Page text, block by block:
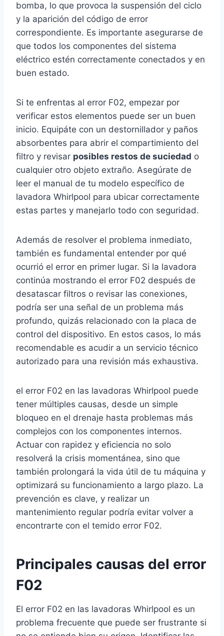
bomba, lo que provoca la suspensión del ciclo
y la aparición del código de error
correspondiente. Es importante asegurarse de
que todos los componentes del sistema
eléctrico estén correctamente conectados y en
buen estado.
Si te enfrentas al error F02, empezar por
verificar estos elementos puede ser un buen
inicio. Equipáte con un destornillador y paños
absorbentes para abrir el compartimiento del
filtro y revisar posibles restos de suciedad o
cualquier otro objeto extraño. Asegúrate de
leer el manual de tu modelo específico de
lavadora Whirlpool para ubicar correctamente
estas partes y manejarlo todo con seguridad.
Además de resolver el problema inmediato,
también es fundamental entender por qué
ocurrió el error en primer lugar. Si la lavadora
continúa mostrando el error F02 después de
desatascar filtros o revisar las conexiones,
podría ser una señal de un problema más
profundo, quizás relacionado con la placa de
control del dispositivo. En estos casos, lo más
recomendable es acudir a un servicio técnico
autorizado para una revisión más exhaustiva.
el error F02 en las lavadoras Whirlpool puede
tener múltiples causas, desde un simple
bloqueo en el drenaje hasta problemas más
complejos con los componentes internos.
Actuar con rapidez y eficiencia no solo
resolverá la crisis momentánea, sino que
también prolongará la vida útil de tu máquina y
optimizará su funcionamiento a largo plazo. La
prevención es clave, y realizar un
mantenimiento regular podría evitar volver a
encontrarte con el temido error F02.
Principales causas del error
F02
El error F02 en las lavadoras Whirlpool es un
problema frecuente que puede ser frustrante si